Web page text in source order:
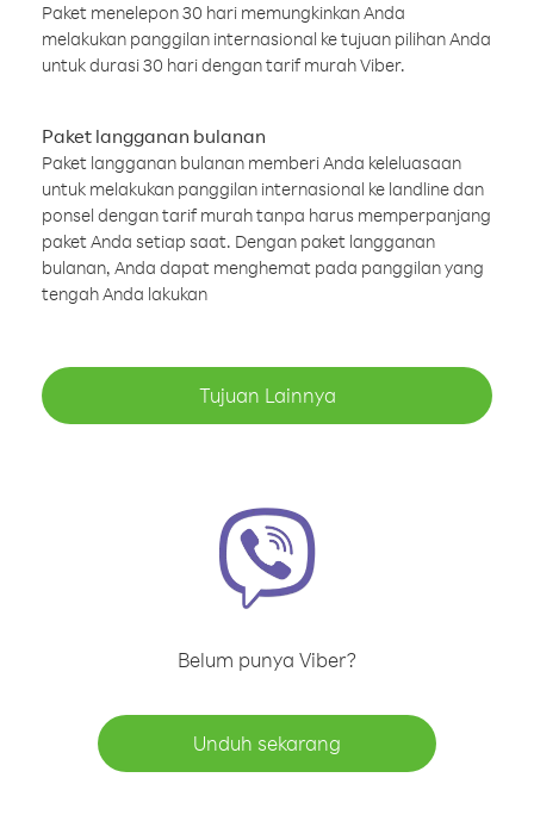
Paket menelepon 30 hari memungkinkan Anda
melakukan panggilan internasional ke tujuan pilihan Anda
untuk durasi 30 hari dengan tarif murah Viber.
Paket langganan bulanan
Paket langganan bulanan memberi Anda keleluasaan
untuk melakukan panggilan internasional ke landline dan
ponsel dengan tarif murah tanpa harus memperpanjang
paket Anda setiap saat. Dengan paket langganan
bulanan, Anda dapat menghemat pada panggilan yang
tengah Anda lakukan
Tujuan Lainnya
Belum punya Viber?
Unduh sekarang